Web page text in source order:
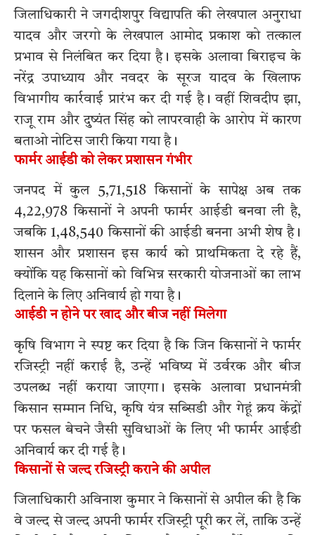
जिलाधिकारी ने जगदीशपुर विद्यापति की लेखपाल अनुराधा
यादव और जरगो के लेखपाल आमोद प्रकाश को तत्काल
प्रभाव से निलंबित कर दिया है। इसके अलावा बिराइच के
नरेंद्र उपाध्याय और नवदर के सूरज यादव के खिलाफ
विभागीय कार्रवाई प्रारंभ कर दी गई है। वहीं शिवदीप झा,
राजू राम और दुष्यंत सिंह को लापरवाही के आरोप में कारण
बताओ नोटिस जारी किया गया है।
फार्मर आईडी को लेकर प्रशासन गंभीर
जनपद में कुल 5,71,518 किसानों के सापेक्ष अब तक
4,22,978 किसानों ने अपनी फार्मर आईडी बनवा ली है,
जबकि 1,48,540 किसानों की आईडी बनना अभी शेष है।
शासन और प्रशासन इस कार्य को प्राथमिकता दे रहे हैं,
क्योंकि यह किसानों को विभिन्न सरकारी योजनाओं का लाभ
दिलाने के लिए अनिवार्य हो गया है।
आईडी न होने पर खाद और बीज नहीं मिलेगा
कृषि विभाग ने स्पष्ट कर दिया है कि जिन किसानों ने फार्मर
रजिस्ट्री नहीं कराई है, उन्हें भविष्य में उर्वरक और बीज
उपलब्ध नहीं कराया जाएगा। इसके अलावा प्रधानमंत्री
किसान सम्मान निधि, कृषि यंत्र सब्सिडी और गेहूं क्रय केंद्रों
पर फसल बेचने जैसी सुविधाओं के लिए भी फार्मर आईडी
अनिवार्य कर दी गई है।
किसानों से जल्द रजिस्ट्री कराने की अपील
जिलाधिकारी अविनाश कुमार ने किसानों से अपील की है कि
वे जल्द से जल्द अपनी फार्मर रजिस्ट्री पूरी कर लें, ताकि उन्हें